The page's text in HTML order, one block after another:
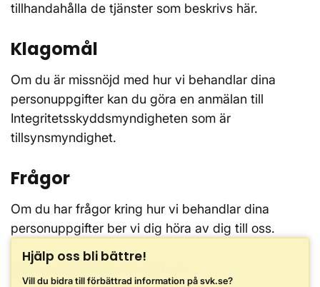
tillhandahålla de tjänster som beskrivs här.
Klagomål
Om du är missnöjd med hur vi behandlar dina
personuppgifter kan du göra en anmälan till
Integritetsskyddsmyndigheten som är
tillsynsmyndighet.
Frågor
Om du har frågor kring hur vi behandlar dina
personuppgifter ber vi dig höra av dig till oss.
Kontaktinformation
Hjälp oss bli bättre!
Vill du bidra till förbättrad information på svk.se?